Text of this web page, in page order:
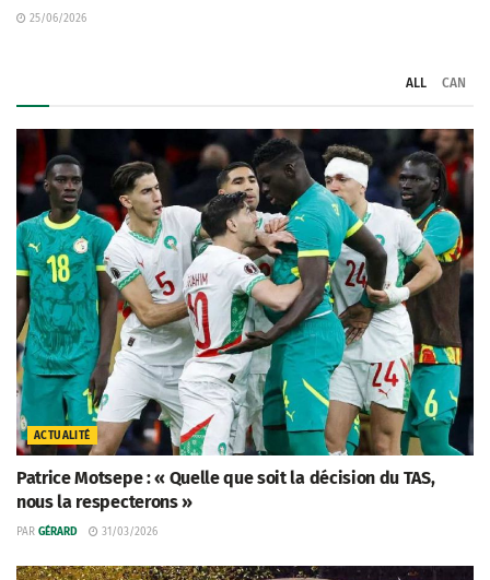
25/06/2026
ALL CAN
ACTUALITÉ
Patrice Motsepe : « Quelle que soit la décision du TAS,
nous la respecterons »
PAR GÉRARD 31/03/2026